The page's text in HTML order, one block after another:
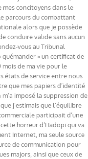
mes concitoyens dans le
parcours du combattant
alors que je possède
conduire valide sans aucun
vous au Tribunal
quémander » un certificat de
mois de ma vie pour le
états de service entre nous
que mes papiers d’identité
imposé la suppression de
j’estimais que l’équilibre
participait d’une
horreur d’Hadopi qui va
Internet, ma seule source
de communication pour
majors, ainsi que ceux de